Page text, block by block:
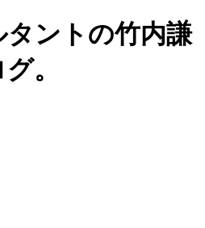
ントの竹内謙
。